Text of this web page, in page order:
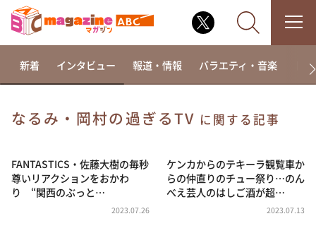
相席食堂
これ余談なんですけど・・・
～人生密着トークバラエティ！～ やすとものいたっ
新着 インタビュー 報道・情報 バラエティ・音楽 ド
なるみ・岡村の過ぎるTV に関する記事
FANTASTICS・佐藤大樹の毎秒
尊いリアクションをおかわ
り “関西のぶっと…
2023.07.26
ケンカからのテキーラ観覧車か
らの仲直りのチュー祭り…のん
べえ芸人のはしご酒が超…
2023.07.13